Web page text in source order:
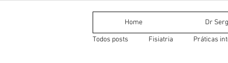
Home Dr
Todos posts
Fisiatria Práticas